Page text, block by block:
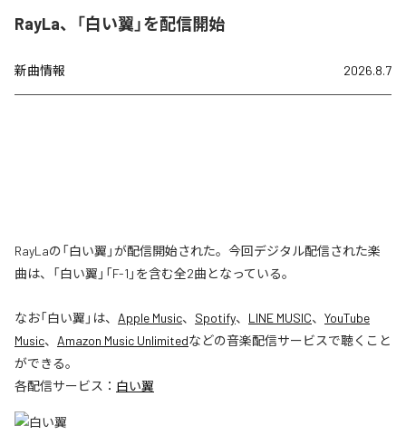
RayLa、「白い翼」を配信開始
新曲情報 2026.8.7
RayLaの「白い翼」が配信開始された。今回デジタル配信された楽
曲は、「白い翼」「F-1」を含む全2曲となっている。
なお「白い翼 」は、 Apple Music、 Spotify、 LINE MUSIC、 YouTube
Music、 Amazon Music Unlimitedなどの音楽配信サービスで聴くこと
ができる。
各配信サービス： 白い翼